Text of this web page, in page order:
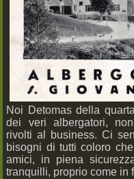
Noi Detomas della
dei veri albergatori,
rivolti al business. Ci
bisogni di tutti coloro
amici, in piena
tranquilli, proprio come in